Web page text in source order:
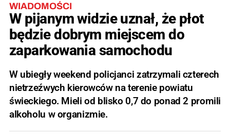
WIADOMOŚCI
W pijanym widzie uznał, że płot
będzie dobrym miejscem do
zaparkowania samochodu
W ubiegły weekend policjanci zatrzymali czterech
nietrzeźwych kierowców na terenie powiatu
świeckiego. Mieli od blisko 0,7 do ponad 2 promili
alkoholu w organizmie.